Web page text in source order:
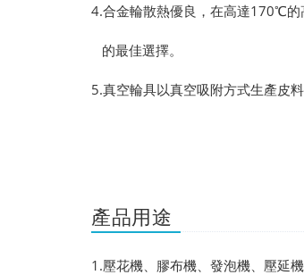
4.合金輪散熱優良，在高達170℃的
的最佳選擇。
5.真空輪具以真空吸附方式生產皮
產品用途
1.壓花機、膠布機、發泡機、壓延機